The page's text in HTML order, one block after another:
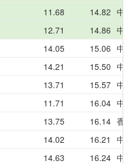
11.68 14.82 中
12.71 14.86 中
14.05 15.06 中
14.21 15.50 中
13.71 15.57 中
11.71 16.04 中
13.75 16.14 香
14.02 16.21
中
14.63 16.24 中